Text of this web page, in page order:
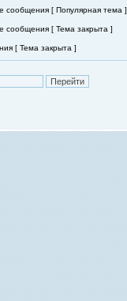
сообщения [ Популярная тема ]
сообщения [ Тема закрыта ]
[ Тема закрыта ]